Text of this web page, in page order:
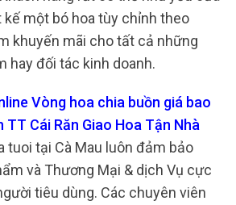
kế một bó hoa tùy chỉnh theo
khuyến mãi cho tất cả những
hay đối tác kinh doanh.
Vòng hoa chia buồn giá bao
TT Cái Răn Giao Hoa Tận Nhà
tuoi tại Cà Mau luôn đảm bảo
và Thương Mại & dịch Vụ cực
tiêu dùng. Các chuyên viên